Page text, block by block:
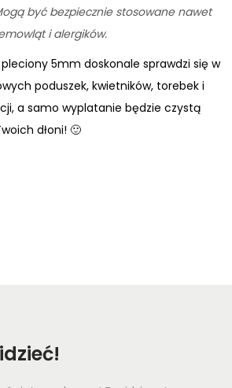
być bezpiecznie stosowane nawet
i alergików.
pleciony 5mm doskonale sprawdzi się w
poduszek, kwietników, torebek i
a samo wyplatanie będzie czystą
dłoni! 🙂